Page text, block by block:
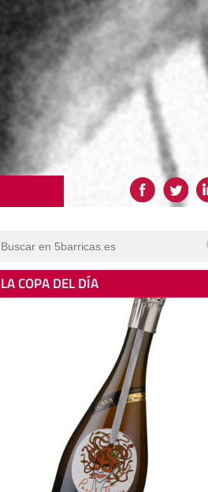
LA COPA DEL DÍA